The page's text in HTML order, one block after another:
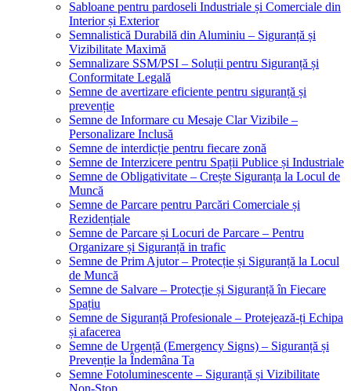
Sabloane pentru pardoseli Industriale și Comerciale din
Interior și Exterior
Semnalistică Durabilă din Aluminiu – Siguranță și
Vizibilitate Maximă
Semnalizare SSM/PSI – Soluții pentru Siguranță și
Conformitate Legală
Semne de avertizare eficiente pentru siguranță și
prevenție
Semne de Informare cu Mesaje Clar Vizibile –
Personalizare Inclusă
Semne de interdicție pentru fiecare zonă
Semne de Interzicere pentru Spații Publice și Industriale
Semne de Obligativitate – Crește Siguranța la Locul de
Muncă
Semne de Parcare pentru Parcări Comerciale și
Rezidențiale
Semne de Parcare și Locuri de Parcare – Pentru
Organizare și Siguranță in trafic
Semne de Prim Ajutor – Protecție și Siguranță la Locul
de Muncă
Semne de Salvare – Protecție și Siguranță în Fiecare
Spațiu
Semne de Siguranță Profesionale – Protejează-ți Echipa
și afacerea
Semne de Urgență (Emergency Signs) – Siguranță și
Prevenție la Îndemâna Ta
Semne Fotoluminescente – Siguranță și Vizibilitate
Non-Stop